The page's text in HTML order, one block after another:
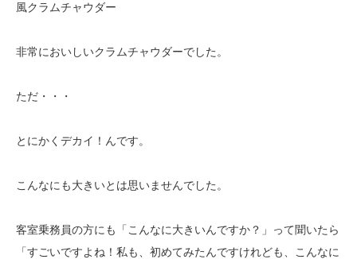
風クラムチャウダー
非常においしいクラムチャウダーでした。
ただ・・・
とにかくデカイ！んです。
こんなにも大きいとは思いませんでした。
客室乗務員の方にも「こんなに大きいんですか？」って聞いたら
「すごいですよね！私も、初めてみたんですけれども、こんなに